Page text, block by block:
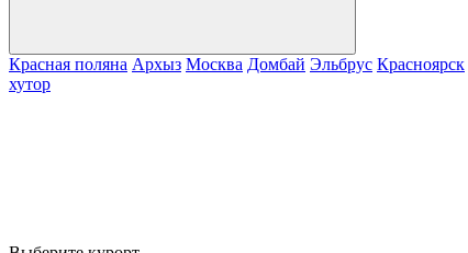
Красная поляна Архыз Москва Домбай Эльбрус Красноярск
хутор